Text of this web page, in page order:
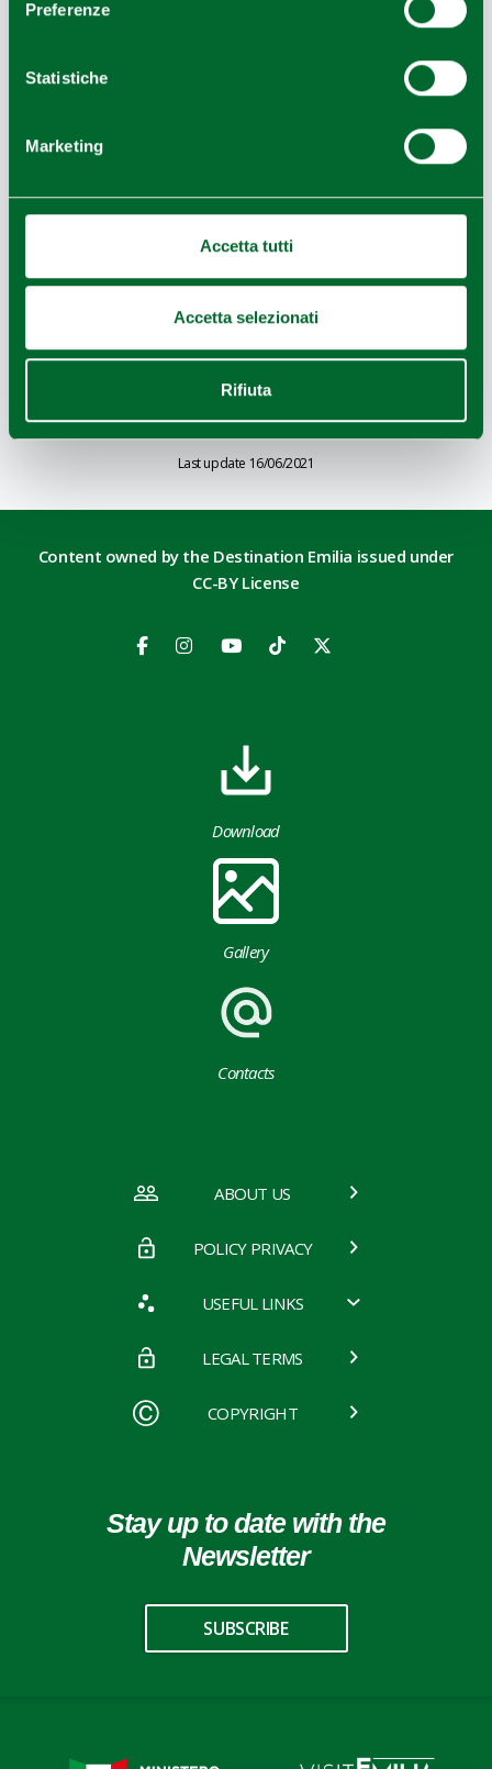
Preferenze
Statistiche
Marketing
Accetta tutti
Accetta selezionati
Rifiuta
Bobbio (PC), Museo Collezione Mazzolini
Last update 16/06/2021
Content owned by the Destination Emilia issued under
CC-BY License
Download
Gallery
Contacts
ABOUT US
POLICY PRIVACY
USEFUL LINKS
LEGAL TERMS
COPYRIGHT
Stay up to date with the
Newsletter
SUBSCRIBE